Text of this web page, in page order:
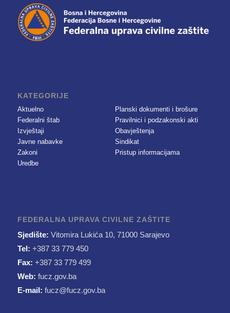
KATEGORIJE
Aktuelno
Federalni štab
Izvještaji
Javne nabavke
Zakoni
Uredbe
Planski dokumenti i brošure
Pravilnici i podzakonski akti
Obavještenja
Sindikat
Pristup informacijama
FEDERALNA UPRAVA CIVILNE ZAŠTITE
Sjedište: Vitomira Lukića 10, 71000 Sarajevo
Tel: +387 33 779 450
Fax: +387 33 779 499
Web: fucz.gov.ba
E-mail: fucz@fucz.gov.ba